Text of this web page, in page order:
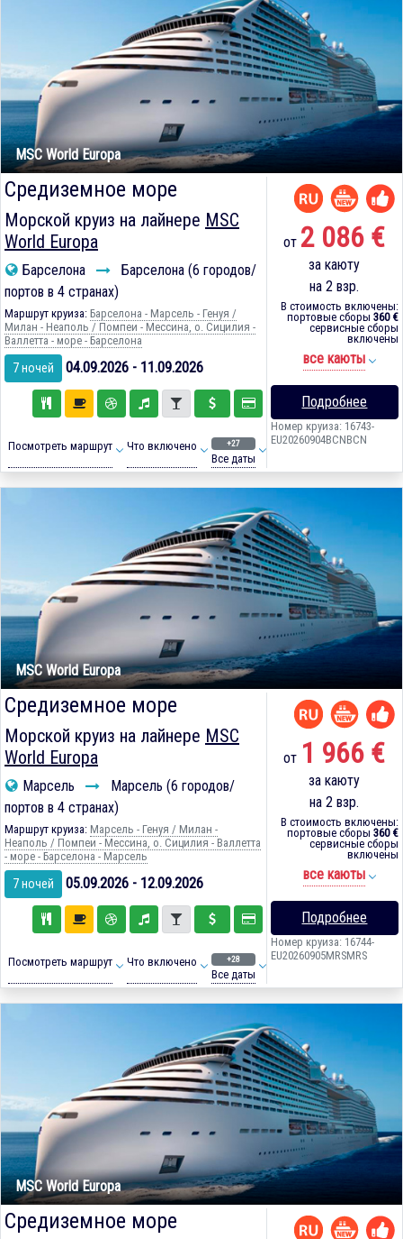
MSC World Europa
Средиземное море
Морской круиз на лайнере MSC
World Europa
Барселона
Барселона (6 городов/
портов в 4 странах)
Маршрут круиза: Барселона - Марсель - Генуя /
Милан - Неаполь / Помпеи - Мессина, о. Сицилия -
Валлетта - море - Барселона
7 ночей 04.09.2026 - 11.09.2026
Посмотреть маршрут Что включено +27
Все даты
от 2 086 €
за каюту
на 2 взр.
В стоимость включены:
портовые сборы 360 €
сервисные сборы
включены
все каюты
Подробнее
Номер круиза: 16743-
EU20260904BCNBCN
MSC World Europa
Средиземное море
Морской круиз на лайнере MSC
World Europa
Марсель
Марсель (6 городов/
портов в 4 странах)
Маршрут круиза: Марсель - Генуя / Милан -
Неаполь / Помпеи - Мессина, о. Сицилия - Валлетта
- море - Барселона - Марсель
7 ночей 05.09.2026 - 12.09.2026
Посмотреть маршрут Что включено +28
Все даты
от 1 966 €
за каюту
на 2 взр.
В стоимость включены:
портовые сборы 360 €
сервисные сборы
включены
все каюты
Подробнее
Номер круиза: 16744-
EU20260905MRSMRS
MSC World Europa
Средиземное море